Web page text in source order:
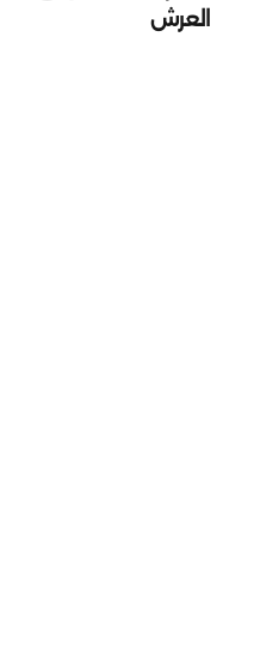
العرش